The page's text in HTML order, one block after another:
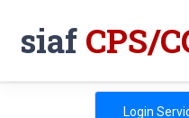
siaf CPS/
Login